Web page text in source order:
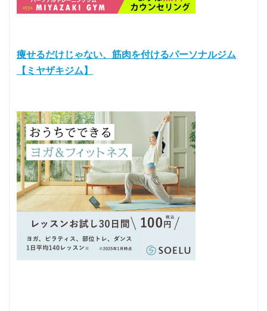
痩せるだけじゃない、筋肉を付けるパーソナルジム
【ミヤザキジム】